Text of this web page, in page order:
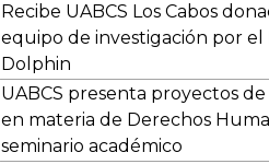
Recibe UABCS Los Cabos
equipo de investigación por el
Dolphin
UABCS presenta proyectos
en materia de Derechos
seminario académico